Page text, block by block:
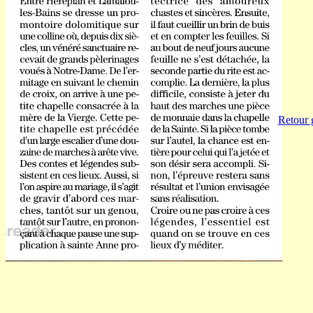
Retour